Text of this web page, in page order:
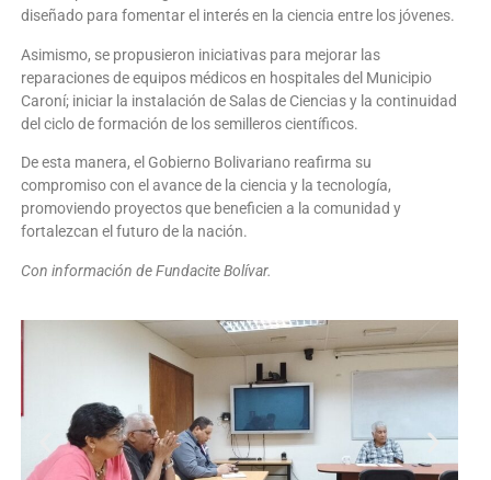
diseñado para fomentar el interés en la ciencia entre los jóvenes.
Asimismo, se propusieron iniciativas para mejorar las
reparaciones de equipos médicos en hospitales del Municipio
Caroní; iniciar la instalación de Salas de Ciencias y la continuidad
del ciclo de formación de los semilleros científicos.
De esta manera, el Gobierno Bolivariano reafirma su
compromiso con el avance de la ciencia y la tecnología,
promoviendo proyectos que beneficien a la comunidad y
fortalezcan el futuro de la nación.
Con información de Fundacite Bolívar.